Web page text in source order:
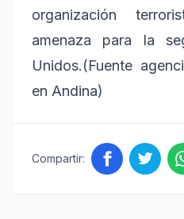
organización
amenaza para la
Unidos.(Fuente
en Andina)
Compartir: